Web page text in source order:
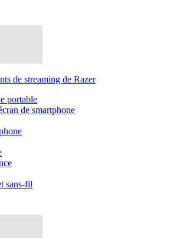
de streaming de Razer
portable
de smartphone
sans-fil